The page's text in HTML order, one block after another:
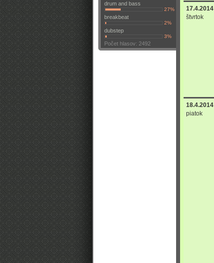
drum and bass
27%
breakbeat
2%
dubstep
3%
Počet hlasov: 2492
17.4.2014
štvrtok
18.4.2014
piatok